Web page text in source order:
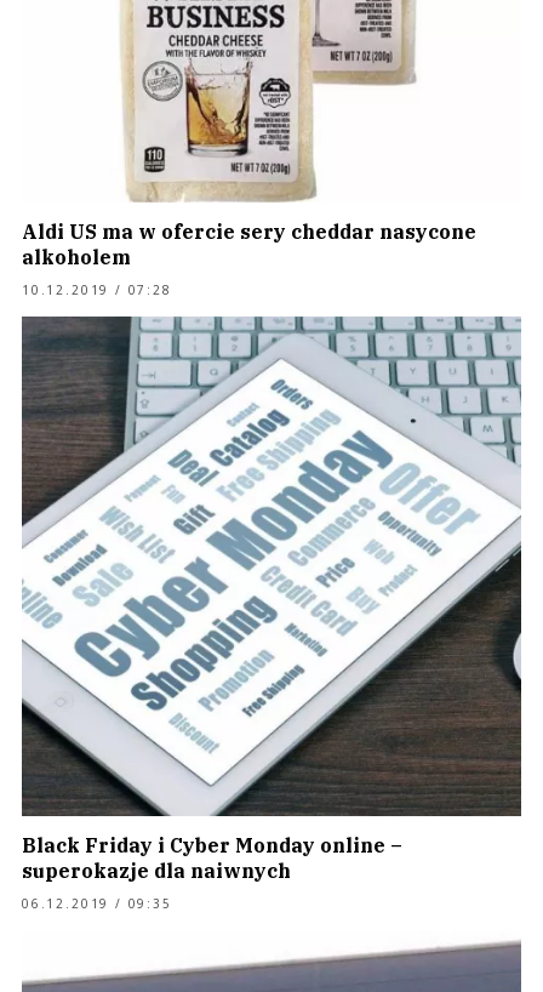
Aldi US ma w ofercie sery cheddar nasycone
alkoholem
10.12.2019 / 07:28
Black Friday i Cyber Monday online –
superokazje dla naiwnych
06.12.2019 / 09:35